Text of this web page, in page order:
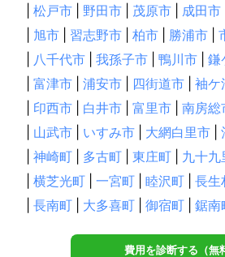
松戸市 野田市 茂原市 成田市
旭市 習志野市 柏市 勝浦市
八千代市 我孫子市 鴨川市 鎌
富津市 浦安市 四街道市 袖ケ
印西市 白井市 富里市 南房総
山武市 いすみ市 大網白里市
神崎町 多古町 東庄町 九十九
横芝光町 一宮町 睦沢町 長生
長南町 大多喜町 御宿町 鋸南
費用を診断する（無